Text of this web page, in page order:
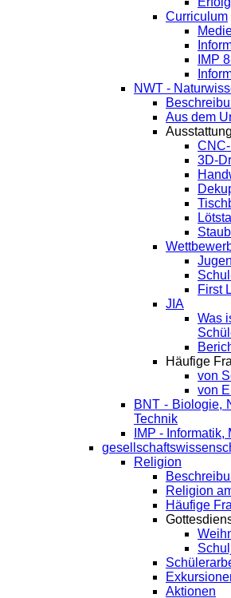
Curriculum
IMP
NWT -
Aus dem
Ausstattung
3D-
First
JIA
Was
Häufige
von
von
BNT - Biologie,
Technik
IMP -
Religion
Religion
Häufige
Aktionen